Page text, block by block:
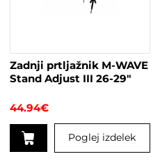
Zadnji prtljažnik M-WAVE
Stand Adjust III 26-29″
44.94€
Poglej izdelek